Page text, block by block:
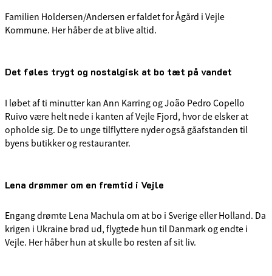
Familien Holdersen/Andersen er faldet for Ågård i Vejle
Kommune. Her håber de at blive altid.
Det føles trygt og nostalgisk at bo tæt på vandet
I løbet af ti minutter kan Ann Karring og João Pedro Copello
Ruivo være helt nede i kanten af Vejle Fjord, hvor de elsker at
opholde sig. De to unge tilflyttere nyder også gåafstanden til
byens butikker og restauranter.
Lena drømmer om en fremtid i Vejle
Engang drømte Lena Machula om at bo i Sverige eller Holland. Da
krigen i Ukraine brød ud, flygtede hun til Danmark og endte i
Vejle. Her håber hun at skulle bo resten af sit liv.